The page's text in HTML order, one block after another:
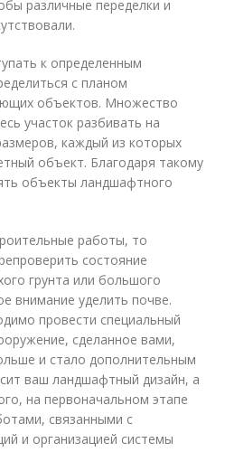
различные переделки и
к определенным
с планом
объектов. Множество
участок разбивать на
каждый из которых
объект. Благодаря такому
объекты ландшафтного
работы, то
состояние
грунта или большого
внимание уделить почве.
провести специальный
сделанное вами,
и стало дополнительным
ваш ландшафтный дизайн, а
на первоначальном этапе
связанными с
и организацией системы